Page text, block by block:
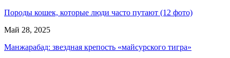
Породы кошек, которые люди часто путают (12 фото)
Май 28, 2025
Манжарабад: звездная крепость «майсурского тигра»